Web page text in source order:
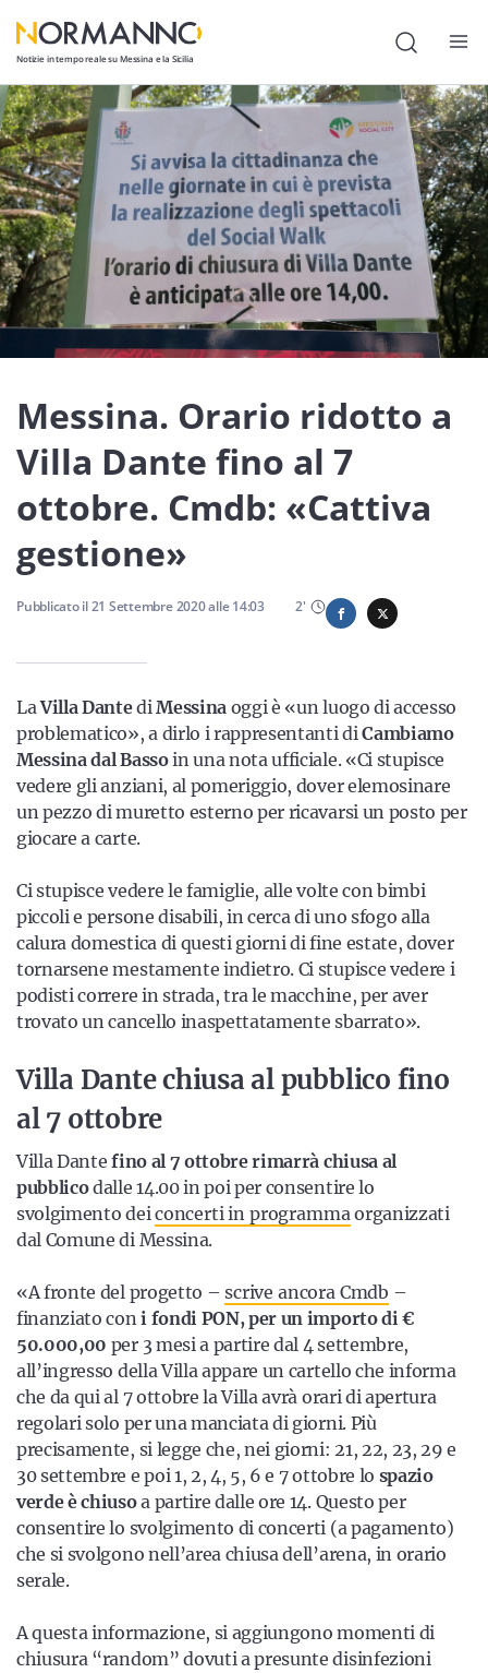
Notizie in tempo reale su Messina e la Sicilia
Attualità
Cronaca
Politica
Cultura
Lavoro
Società
Economia
Sport
Sicilia
Servizi
Resta sempre aggiornato con le ultime news, iscriviti alla
nostra newsletter
Iscriviti
Messina. Orario ridotto a
Villa Dante fino al 7
ottobre. Cmdb: «Cattiva
gestione»
Pubblicato il21 Settembre 2020alle14:03 2'
LaVilla DantediMessina oggi è «un luogo di accesso
problematico», a dirlo i rappresentanti diCambiamo
Messina dal Bassoin una nota ufficiale. «Ci stupisce
vedere gli anziani, al pomeriggio, dover elemosinare
un pezzo di muretto esterno per ricavarsi un posto per
giocare a carte.
Ci stupisce vedere le famiglie, alle volte con bimbi
piccoli e persone disabili, in cerca di uno sfogo alla
calura domestica di questi giorni di fine estate, dover
tornarsene mestamente indietro. Ci stupisce vedere i
podisti correre in strada, tra le macchine, per aver
trovato un cancello inaspettatamente sbarrato».
Villa Dante chiusa al pubblico fino
al 7 ottobre
Villa Dante fino al 7 ottobre rimarrà chiusa al
pubblicodalle 14.00 in poi per consentire lo
svolgimento deiconcerti in programmaorganizzati
dal Comune di Messina.
«A fronte del progetto – scrive ancora Cmdb –
finanziato coni fondi PON, per un importo di €
50.000,00 per 3 mesi a partire dal 4 settembre,
all’ingresso della Villa appare un cartello che informa
che da qui al 7 ottobre la Villa avrà orari di apertura
regolari solo per una manciata di giorni. Più
precisamente, si legge che, nei giorni: 21, 22, 23, 29 e
30 settembre e poi 1, 2, 4, 5, 6 e 7 ottobre lo spazio
verde è chiusoa partire dalle ore 14. Questo per
consentire lo svolgimento di concerti (a pagamento)
che si svolgono nell’area chiusa dell’arena, in orario
serale.
A questa informazione, si aggiungono momenti di
chiusura “random” dovuti a presunte disinfezioni